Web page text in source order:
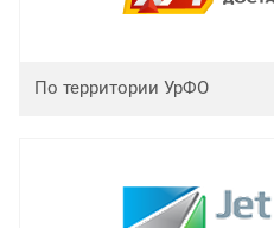
По территории УрФО